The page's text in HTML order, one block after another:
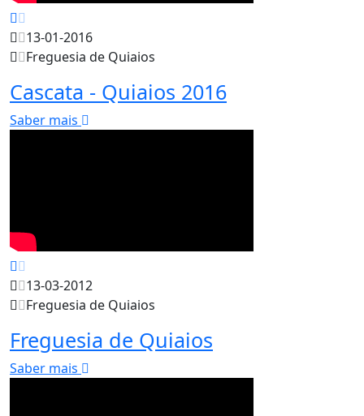
13-01-2016
Freguesia de Quiaios
Cascata - Quiaios 2016
Saber mais
13-03-2012
Freguesia de Quiaios
Freguesia de Quiaios
Saber mais